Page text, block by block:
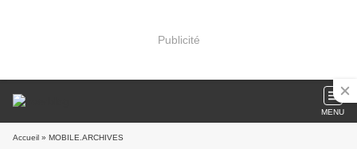
Publicité
MENU
Accueil » MOBILE.ARCHIVES